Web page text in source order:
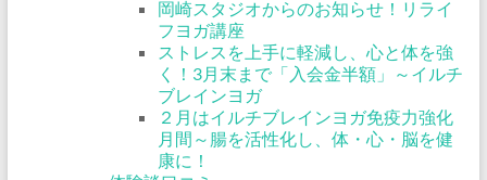
岡崎スタジオからのお知らせ！リライ
フヨガ講座
ストレスを上手に軽減し、心と体を強
く！3月末まで「入会金半額」～イルチ
ブレインヨガ
２月はイルチブレインヨガ免疫力強化
月間～腸を活性化し、体・心・脳を健
康に！